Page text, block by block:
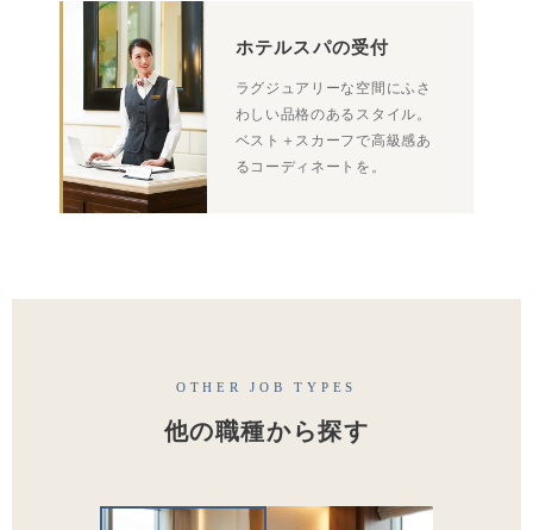
ホテルスパの受付
ラグジュアリーな空間にふさ
わしい品格のあるスタイル。
ベスト＋スカーフで高級感あ
るコーディネートを。
OTHER JOB TYPES
他の職種から探す